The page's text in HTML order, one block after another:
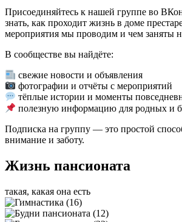
Присоединяйтесь к нашей группе во
знать, как проходит жизнь в доме
мероприятия мы проводим и чем заняты
В сообществе вы найдёте:
свежие новости и объявления
фотографии и отчёты с мероприятий
тёплые истории и моменты
полезную информацию для родных и
Подписка на группу — это простой
внимание и заботу.
Жизнь пансионата
такая, какая она есть